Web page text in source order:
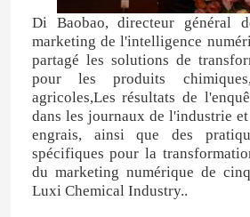
DMF
Acide humique
Di Baobao, directeur général
marketing de l'intelligence
partagé les solutions de
pour les produits
agricoles,Les résultats de
dans les journaux de l'industrie
engrais, ainsi que des
spécifiques pour la
du marketing numérique de
Luxi Chemical Industry..